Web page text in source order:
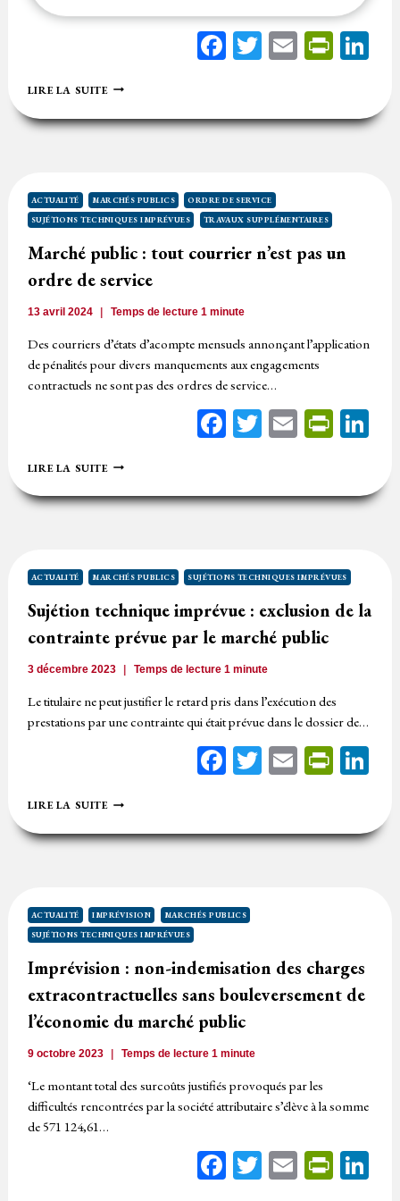
Facebook
Twitter
Email
LIRE LA SUITESANS
IL
N’Y
SUJÉTION
IMPRÉVUE
ACTUALITÉ MARCHÉS PUBLICS
ORDRE DE SERVICE
SUJÉTIONS TECHNIQUES IMPRÉVUES
TRAVAUX SUPPLÉMENTAIRES
Marché public : tout courrier n’est pas un
ordre de service
13 avril 2024 Temps de lecture1 minute
Des courriers d’états d’acompte mensuels annonçant l’application
de pénalités pour divers manquements aux engagements
contractuels ne sont pas des ordres de service…
Facebook
Twitter
Email
LIRE LA SUITEMARCHÉ
:
TOUT
UN
DE
SERVICE
ACTUALITÉ MARCHÉS PUBLICS SUJÉTIONS TECHNIQUES IMPRÉVUES
Sujétion technique imprévue : exclusion de la
contrainte prévue par le marché public
3 décembre 2023 Temps de lecture1 minute
Le titulaire ne peut justifier le retard pris dans l’exécution des
prestations par une contrainte qui était prévue dans le dossier de…
Facebook
Twitter
Email
LIRE LA SUITESUJÉTION
IMPRÉVUE
:
CONTRAINTE
PRÉVUE
PAR
MARCHÉ
PUBLIC
ACTUALITÉ IMPRÉVISION
MARCHÉS PUBLICS
SUJÉTIONS TECHNIQUES IMPRÉVUES
Imprévision : non-indemisation des charges
extracontractuelles sans bouleversement de
l’économie du marché public
9 octobre 2023 Temps de lecture1 minute
‘Le montant total des surcoûts justifiés provoqués par les
difficultés rencontrées par la société attributaire s’élève à la somme
de 571 124,61…
Facebook
Twitter
Email